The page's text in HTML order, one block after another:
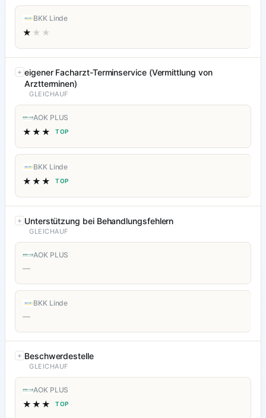
BKK Linde
★ ★★
eigener Facharzt-Terminservice (Vermittlung von
Arztterminen)
GLEICHAUF
AOK PLUS
★★★ TOP
BKK Linde
★★★ TOP
Unterstützung bei Behandlungsfehlern
GLEICHAUF
AOK PLUS
—
BKK Linde
—
Beschwerdestelle
GLEICHAUF
AOK PLUS
★★★ TOP